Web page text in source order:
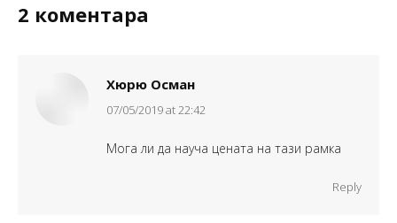
2 коментара
Хюрю Осман
says:
07/05/2019 at 22:42
Мога ли да науча цената на тази рамка
Reply